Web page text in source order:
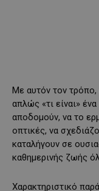
Με αυτόν τον τρόπο,
απλώς «τι είναι»
αποδομούν, να το
οπτικές, να
καταλήγουν σε
καθημερινής ζωής
Χαρακτηριστικό